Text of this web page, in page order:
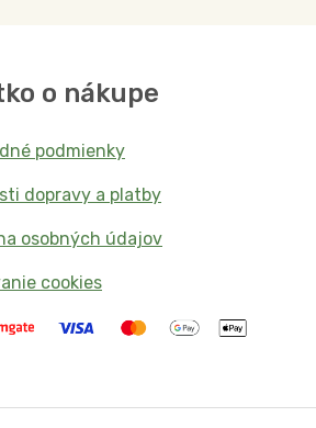
o nákupe
podmienky
dopravy a platby
osobných údajov
cookies